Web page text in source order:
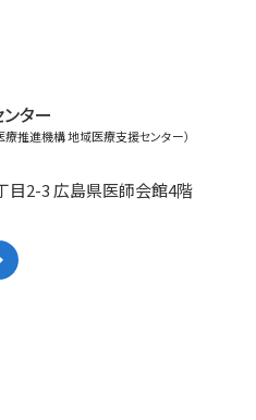
ター
推進機構 地域医療支援センター）
目2-3 広島県医師会館4階